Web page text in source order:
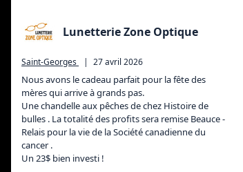
Lunetterie Zone Optique
Saint-Georges | 27 avril 2026
Nous avons le cadeau parfait pour la fête des
mères qui arrive à grands pas.
Une chandelle aux pêches de chez Histoire de
bulles . La totalité des profits sera remise Beauce -
Relais pour la vie de la Société canadienne du
cancer .
Un 23$ bien investi !